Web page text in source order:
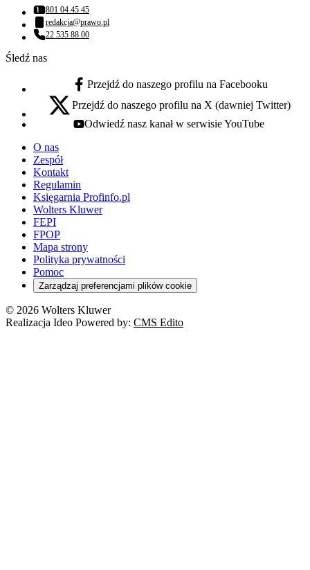
Numer telefonu:
801 04 45 45
Adres email:
redakcja@prawo.pl
Numer telefonu:
22 535 88 00
Śledź nas
facebook - otwiera się w nowej karcie
Przejdź do naszego profilu na Facebooku
x - otwiera się w nowej karcie
Przejdź do naszego profilu na X (dawniej Twitter)
youtube - otwiera się w nowej karcie
Odwiedź nasz kanał w serwisie YouTube
O nas
Zespół
Kontakt
Regulamin
Księgarnia Profinfo.pl
Wolters Kluwer
FEPI
FPOP
Mapa strony
Polityka prywatności
Pomoc
Zarządzaj preferencjami plików cookie
© 2026 Wolters Kluwer
Realizacja Ideo Powered by: CMS Edito